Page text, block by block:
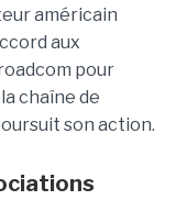
américain
aux
pour
chaîne de
son action.